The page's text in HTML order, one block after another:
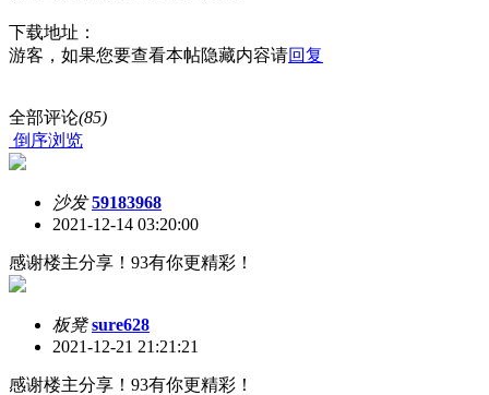
下载地址：
游客，如果您要查看本帖隐藏内容请回复
全部评论(85)
倒序浏览
沙发 59183968
2021-12-14 03:20:00
感谢楼主分享！93有你更精彩！
板凳 sure628
2021-12-21 21:21:21
感谢楼主分享！93有你更精彩！